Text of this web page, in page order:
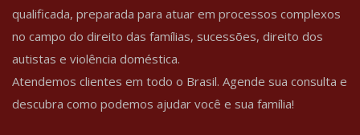
qualificada, preparada para atuar em processos complexos
no campo do direito das famílias, sucessões, direito dos
autistas e violência doméstica.
Atendemos clientes em todo o Brasil. Agende sua consulta e
descubra como podemos ajudar você e sua família!